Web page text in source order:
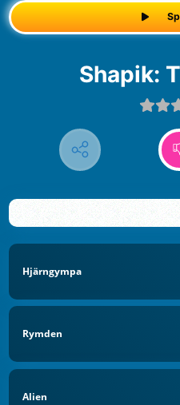
Shapik:
Hjärngympa
Rymden
Alien